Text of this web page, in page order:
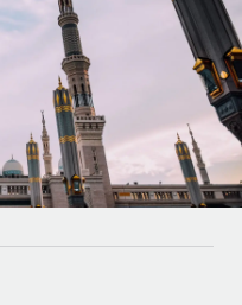
en toute simplicité
pour votre équipe
d’IA à Remote grâce à
pour les RH et la
croissance
des solutions RH sur
grandes entreprises